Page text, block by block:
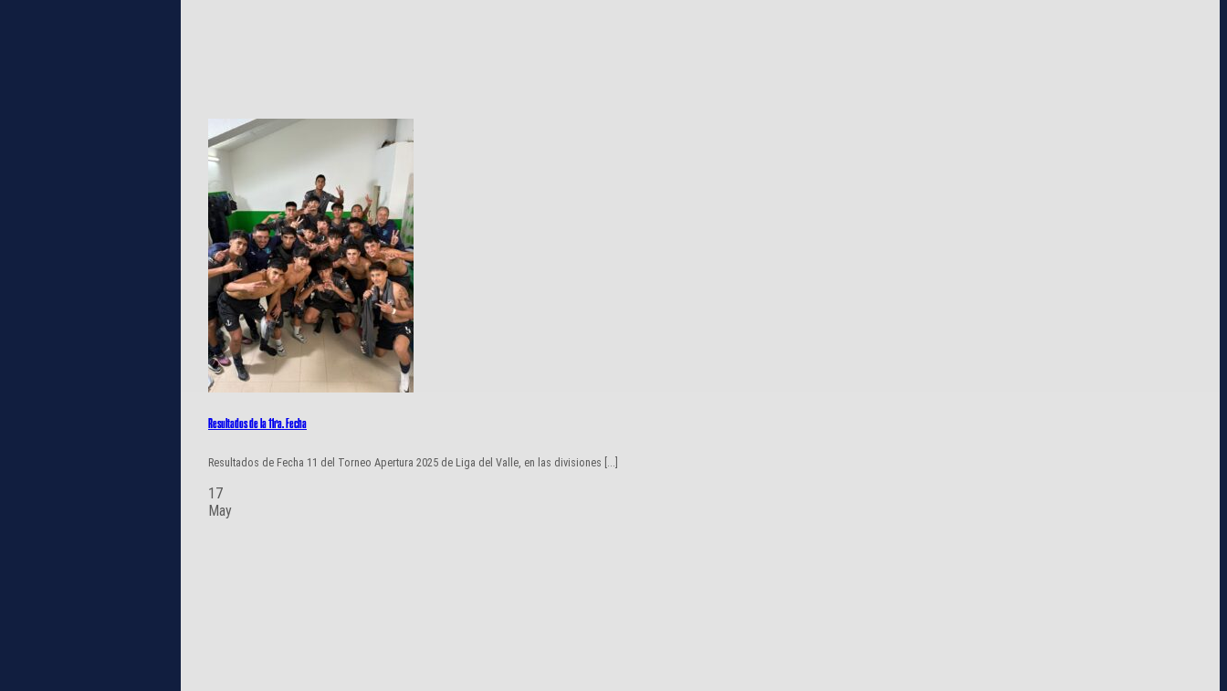
Resultados de la 11ra. Fecha
Resultados de Fecha 11 del Torneo Apertura 2025 de Liga del Valle, en las divisiones [...]
17
May